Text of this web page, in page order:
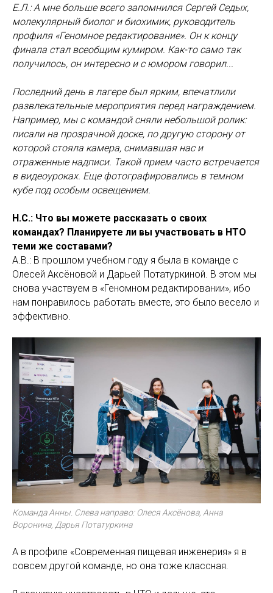
Е.Л.: А мне больше всего запомнился Сергей Седых,
молекулярный биолог и биохимик, руководитель
профиля «Геномное редактирование». Он к концу
финала стал всеобщим кумиром. Как-то само так
получилось, он интересно и с юмором говорил...
Последний день в лагере был ярким, впечатлили
развлекательные мероприятия перед награждением.
Например, мы с командой сняли небольшой ролик:
писали на прозрачной доске, по другую сторону от
которой стояла камера, снимавшая нас и
отраженные надписи. Такой прием часто встречается
в видеоуроках. Еще фотографировались в темном
кубе под особым освещением.
Н.С.: Что вы можете рассказать о своих
командах? Планируете ли вы участвовать в НТО
теми же составами?
А.В.: В прошлом учебном году я была в команде с
Олесей Аксёновой и Дарьей Потатуркиной. В этом мы
снова участвуем в «Геномном редактировании», ибо
нам понравилось работать вместе, это было весело и
эффективно.
Команда Анны. Слева направо: Олеся Аксёнова, Анна
Воронина, Дарья Потатуркина
А в профиле «Современная пищевая инженерия» я в
совсем другой команде, но она тоже классная.